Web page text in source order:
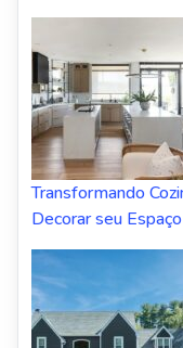
Transformando
Decorar seu Espaço